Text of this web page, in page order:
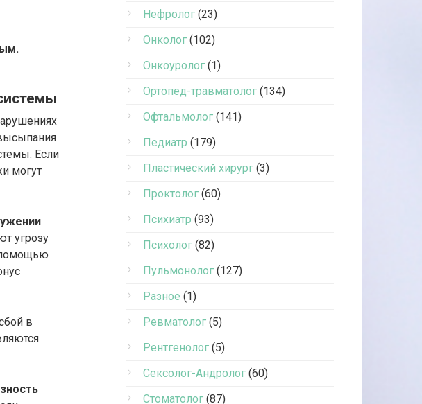
Если
могут
угрозу
помощью
в
Нефролог (23)
Онколог (102)
Онкоуролог (1)
Ортопед-травматолог (134)
Офтальмолог (141)
Педиатр (179)
Пластический хирург (3)
Проктолог (60)
Психиатр (93)
Психолог (82)
Пульмонолог (127)
Разное (1)
Ревматолог (5)
Рентгенолог (5)
Сексолог-Андролог (60)
Стоматолог (87)